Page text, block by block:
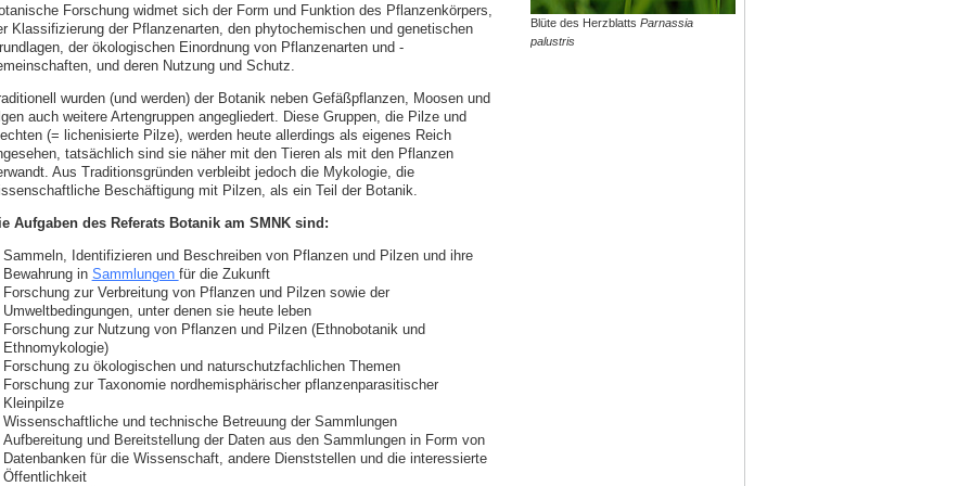
Forschung widmet sich der Form und Funktion des Pflanzenkörpers,
Klassifizierung der Pflanzenarten, den phytochemischen und genetischen
der ökologischen Einordnung von Pflanzenarten und -
und deren Nutzung und Schutz.
wurden (und werden) der Botanik neben Gefäßpflanzen, Moosen und
auch weitere Artengruppen angegliedert. Diese Gruppen, die Pilze und
(= lichenisierte Pilze), werden heute allerdings als eigenes Reich
tatsächlich sind sie näher mit den Tieren als mit den Pflanzen
Aus Traditionsgründen verbleibt jedoch die Mykologie, die
Beschäftigung mit Pilzen, als ein Teil der Botanik.
Aufgaben des Referats Botanik am SMNK sind:
Sammeln, Identifizieren und Beschreiben von Pflanzen und Pilzen und ihre
Bewahrung in Sammlungen für die Zukunft
Forschung zur Verbreitung von Pflanzen und Pilzen sowie der
Umweltbedingungen, unter denen sie heute leben
Forschung zur Nutzung von Pflanzen und Pilzen (Ethnobotanik und
Ethnomykologie)
Forschung zu ökologischen und naturschutzfachlichen Themen
Forschung zur Taxonomie nordhemisphärischer pflanzenparasitischer
Kleinpilze
Wissenschaftliche und technische Betreuung der Sammlungen
Aufbereitung und Bereitstellung der Daten aus den Sammlungen in Form von
Datenbanken für die Wissenschaft, andere Dienststellen und die interessierte
Öffentlichkeit
Blüte des Herzblatts Parnassia
palustris